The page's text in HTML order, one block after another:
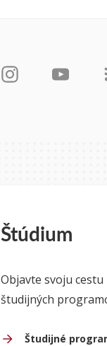
Štúdium
Objavte svoju
študijných
Študijné